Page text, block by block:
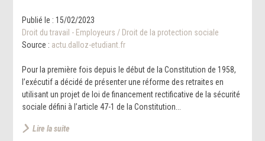
Publié le :15/02/2023
Droit du travail - Employeurs / Droit de la protection sociale
Source : actu.dalloz-etudiant.fr
Pour la première fois depuis le début de la Constitution de 1958,
l’exécutif a décidé de présenter une réforme des retraites en
utilisant un projet de loi de financement rectificative de la sécurité
sociale défini à l’article 47-1 de la Constitution...
Lire la suite